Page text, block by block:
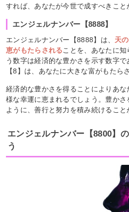
すれば、あなたが今世で成すべきこと
エンジェルナンバー【8888】
エンジェルナンバー【8888】は、 天
恵がもたらされることを、あなたに
う数字は経済的な豊かさを示す数字
【8】は、あなたに大きな富がもたら
経済的な豊かさを得ることによりあ
様な幸運に恵まれるでしょう。豊か
ように、善行と努力を積み続けること
エンジェルナンバー【8800】
う